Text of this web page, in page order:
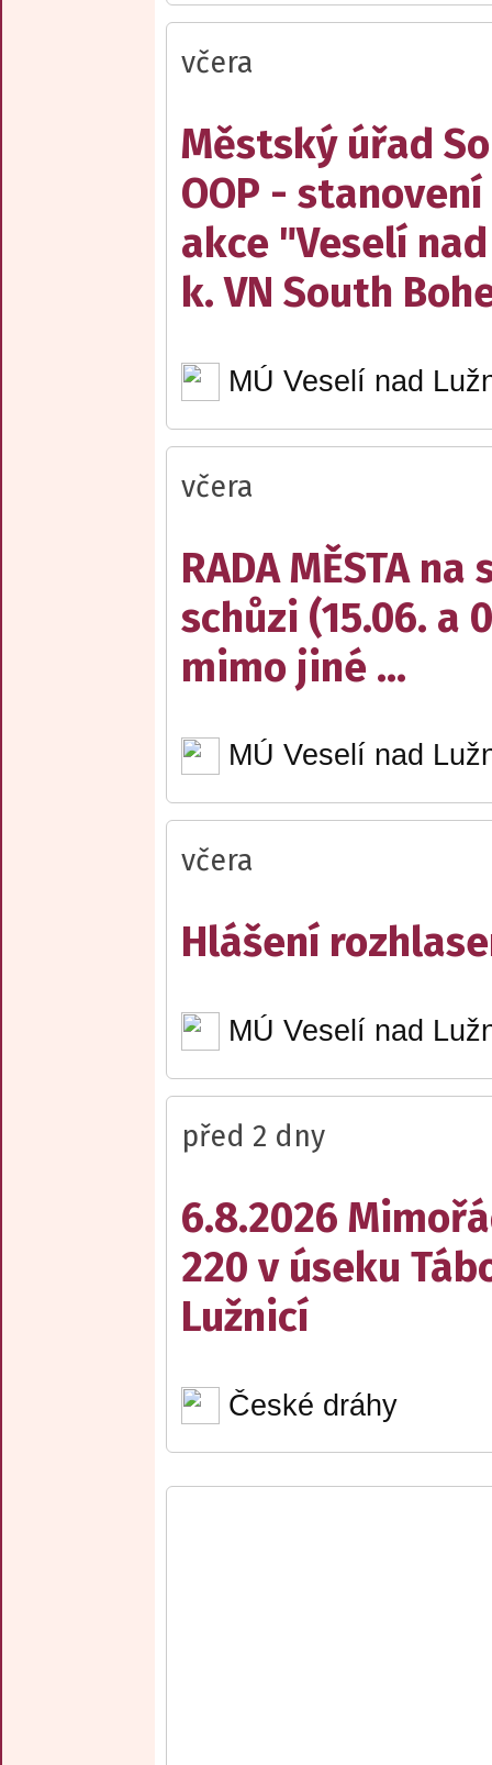
včera
Městský úřad
OOP -
akce "Veselí
k. VN South
MÚ Veselí nad
včera
RADA MĚSTA na
schůzi (15.06. a
mimo jiné ...
MÚ Veselí nad
včera
Hlášení
MÚ Veselí nad
před 2 dny
6.8.2026
220 v úseku
Lužnicí
České dráhy